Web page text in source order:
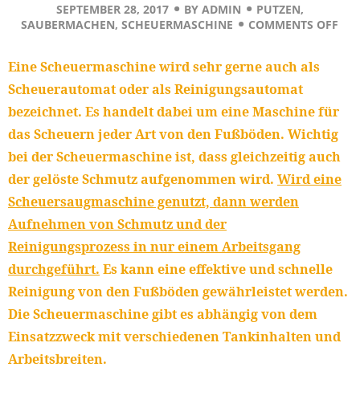
SEPTEMBER 28, 2017 BY ADMIN PUTZEN,
SAUBERMACHEN,SCHEUERMASCHINE COMMENTS OFF
Eine Scheuermaschine wird sehr gerne auch als
Scheuerautomat oder als Reinigungsautomat
bezeichnet. Es handelt dabei um eine Maschine für
das Scheuern jeder Art von den Fußböden. Wichtig
bei der Scheuermaschine ist, dass gleichzeitig auch
der gelöste Schmutz aufgenommen wird. Wird eine
Scheuersaugmaschine genutzt, dann werden
Aufnehmen von Schmutz und der
Reinigungsprozess in nur einem Arbeitsgang
durchgeführt. Es kann eine effektive und schnelle
Reinigung von den Fußböden gewährleistet werden.
Die Scheuermaschine gibt es abhängig von dem
Einsatzzweck mit verschiedenen Tankinhalten und
Arbeitsbreiten.